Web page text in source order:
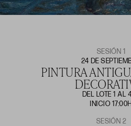
SESIÓN 1
24 DE
PINTURA
DEL LOTE 1 AL
INICIO 17:00H
SESIÓN 2